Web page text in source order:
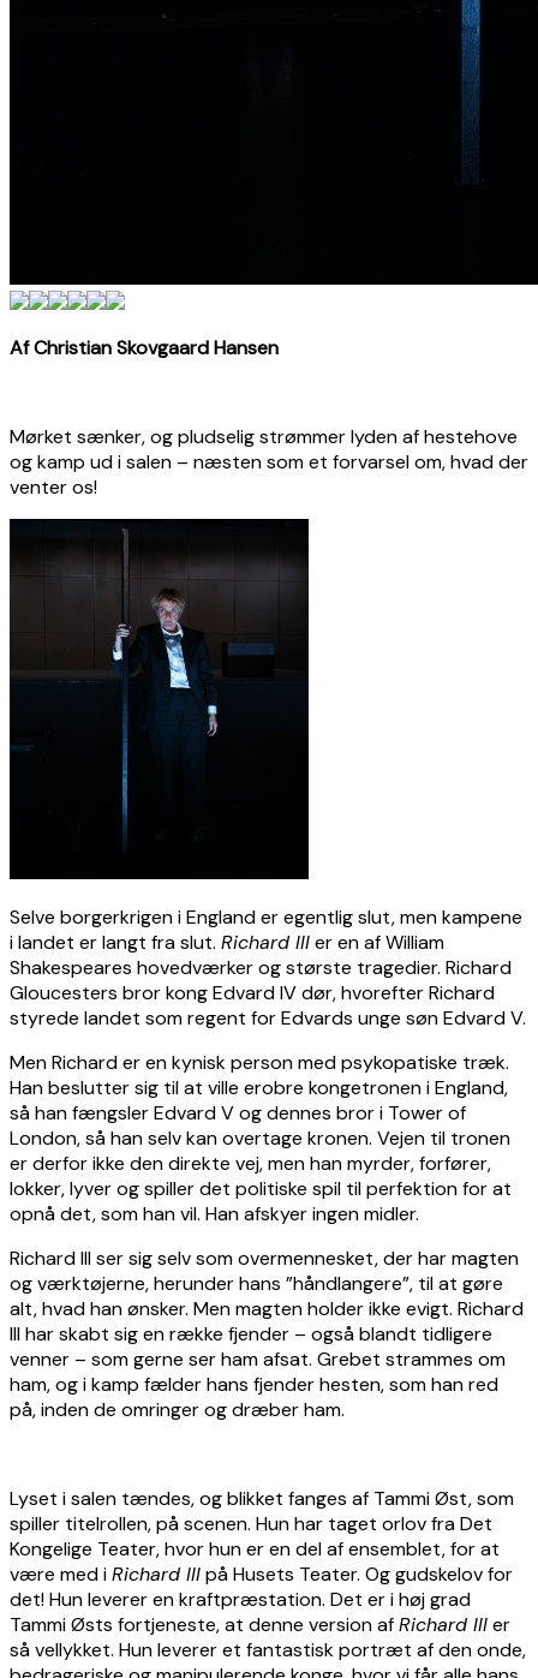
Af Christian Skovgaard Hansen
Mørket sænker, og pludselig strømmer lyden af hestehove
og kamp ud i salen – næsten som et forvarsel om, hvad der
venter os!
Selve borgerkrigen i England er egentlig slut, men kampene
i landet er langt fra slut. Richard IIIer en af William
Shakespeares hovedværker og største tragedier. Richard
Gloucesters bror kong Edvard IV dør, hvorefter Richard
styrede landet som regent for Edvards unge søn Edvard V.
Men Richard er en kynisk person med psykopatiske træk.
Han beslutter sig til at ville erobre kongetronen i England,
så han fængsler Edvard V og dennes bror i Tower of
London, så han selv kan overtage kronen. Vejen til tronen
er derfor ikke den direkte vej, men han myrder, forfører,
lokker, lyver og spiller det politiske spil til perfektion for at
opnå det, som han vil. Han afskyer ingen midler.
Richard III ser sig selv som overmennesket, der har magten
og værktøjerne, herunder hans ”håndlangere”, til at gøre
alt, hvad han ønsker. Men magten holder ikke evigt. Richard
III har skabt sig en række fjender – også blandt tidligere
venner – som gerne ser ham afsat. Grebet strammes om
ham, og i kamp fælder hans fjender hesten, som han red
på, inden de omringer og dræber ham.
Lyset i salen tændes, og blikket fanges af Tammi Øst, som
spiller titelrollen, på scenen. Hun har taget orlov fra Det
Kongelige Teater, hvor hun er en del af ensemblet, for at
være med iRichard IIIpå Husets Teater. Og gudskelov for
det! Hun leverer en kraftpræstation. Det er i høj grad
Tammi Østs fortjeneste, at denne version afRichard IIIer
så vellykket. Hun leverer et fantastisk portræt af den onde,